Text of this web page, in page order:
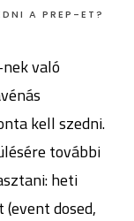
A PREP-ET?
való
kell szedni.
további
heti
dosed,